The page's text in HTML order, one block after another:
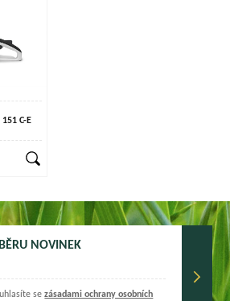
151 C-E
NOVINEK
sezásadami ochrany osobních